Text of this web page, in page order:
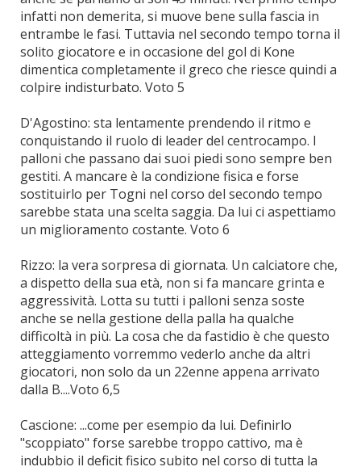
infatti non demerita, si muove bene sulla fascia in
entrambe le fasi. Tuttavia nel secondo tempo torna il
solito giocatore e in occasione del gol di Kone
dimentica completamente il greco che riesce quindi a
colpire indisturbato. Voto 5
D'Agostino: sta lentamente prendendo il ritmo e
conquistando il ruolo di leader del centrocampo. I
palloni che passano dai suoi piedi sono sempre ben
gestiti. A mancare è la condizione fisica e forse
sostituirlo per Togni nel corso del secondo tempo
sarebbe stata una scelta saggia. Da lui ci aspettiamo
un miglioramento costante. Voto 6
Rizzo: la vera sorpresa di giornata. Un calciatore che,
a dispetto della sua età, non si fa mancare grinta e
aggressività. Lotta su tutti i palloni senza soste
anche se nella gestione della palla ha qualche
difficoltà in più. La cosa che da fastidio è che questo
atteggiamento vorremmo vederlo anche da altri
giocatori, non solo da un 22enne appena arrivato
dalla B....Voto 6,5
Cascione: ...come per esempio da lui. Definirlo
"scoppiato" forse sarebbe troppo cattivo, ma è
indubbio il deficit fisico subito nel corso di tutta la